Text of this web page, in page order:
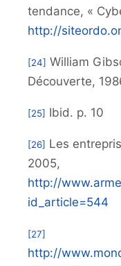
tendance, «
http://
[24] William
Découverte,
[25] Ibid. p. 10
[26] Les
2005,
http://
id_article=544
[27]
http://